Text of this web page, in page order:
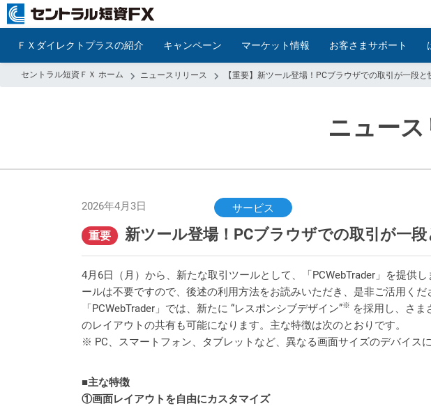
ＦＸダイレクトプラスの紹介 キャンペーン マーケット情報 お客さまサポート
セントラル短資ＦＸ ホーム ニュースリリース 【重要】新ツール登場！PCブラウザでの取引が一段と
ニュー
2026年4月3日 サービス
重要 新ツール登場！PCブラウザでの取引が一段
4月6日（月）から、新たな取引ツールとして、「PCWebTrader」を提供
ールは不要ですので、後述の利用方法をお読みいただき、是非ご活用くだ
「PCWebTrader」では、新たに “レスポンシブデザイン”※ を採用し、さま
のレイアウトの共有も可能になります。主な特徴は次のとおりです。
※ PC、スマートフォン、タブレットなど、異なる画面サイズのデバイス
■主な特徴
①画面レイアウトを自由にカスタマイズ